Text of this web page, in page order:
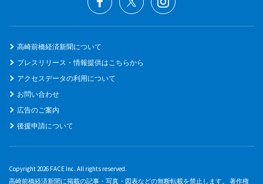
高崎前橋経済新聞について
プレスリリース・情報提供はこちらから
アクセスデータの利用について
お問い合わせ
広告のご案内
後援申請について
Copyright 2026 FACE Inc. All rights reserved.
高崎前橋経済新聞に掲載の記事・写真・図表などの無断転載を禁止します。 著作権